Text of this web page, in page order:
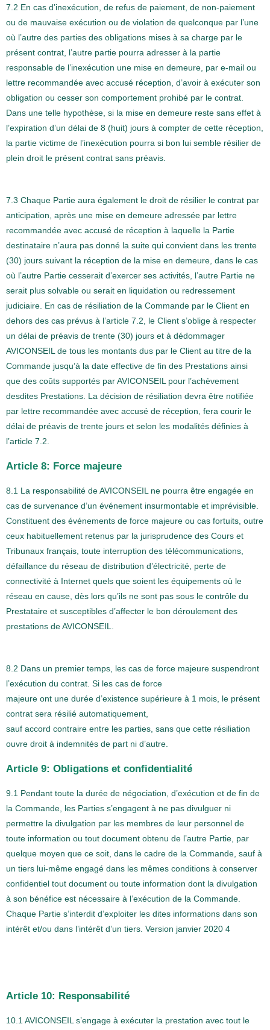
7.2 En cas d’inexécution, de refus de paiement, de non-paiement
ou de mauvaise exécution ou de violation de quelconque par l’une
où l’autre des parties des obligations mises à sa charge par le
présent contrat, l’autre partie pourra adresser à la partie
responsable de l’inexécution une mise en demeure, par e-mail ou
lettre recommandée avec accusé réception, d’avoir à exécuter son
obligation ou cesser son comportement prohibé par le contrat.
Dans une telle hypothèse, si la mise en demeure reste sans effet à
l’expiration d’un délai de 8 (huit) jours à compter de cette réception,
la partie victime de l’inexécution pourra si bon lui semble résilier de
plein droit le présent contrat sans préavis.
7.3 Chaque Partie aura également le droit de résilier le contrat par
anticipation, après une mise en demeure adressée par lettre
recommandée avec accusé de réception à laquelle la Partie
destinataire n’aura pas donné la suite qui convient dans les trente
(30) jours suivant la réception de la mise en demeure, dans le cas
où l’autre Partie cesserait d’exercer ses activités, l’autre Partie ne
serait plus solvable ou serait en liquidation ou redressement
judiciaire. En cas de résiliation de la Commande par le Client en
dehors des cas prévus à l’article 7.2, le Client s’oblige à respecter
un délai de préavis de trente (30) jours et à dédommager
AVICONSEIL de tous les montants dus par le Client au titre de la
Commande jusqu’à la date effective de fin des Prestations ainsi
que des coûts supportés par AVICONSEIL pour l’achèvement
desdites Prestations. La décision de résiliation devra être notifiée
par lettre recommandée avec accusé de réception, fera courir le
délai de préavis de trente jours et selon les modalités définies à
l’article 7.2.
Article 8: Force majeure
8.1 La responsabilité de AVICONSEIL ne pourra être engagée en
cas de survenance d’un événement insurmontable et imprévisible.
Constituent des événements de force majeure ou cas fortuits, outre
ceux habituellement retenus par la jurisprudence des Cours et
Tribunaux français, toute interruption des télécommunications,
défaillance du réseau de distribution d’électricité, perte de
connectivité à Internet quels que soient les équipements où le
réseau en cause, dès lors qu’ils ne sont pas sous le contrôle du
Prestataire et susceptibles d’affecter le bon déroulement des
prestations de AVICONSEIL.
8.2 Dans un premier temps, les cas de force majeure suspendront
l’exécution du contrat. Si les cas de force
majeure ont une durée d’existence supérieure à 1 mois, le présent
contrat sera résilié automatiquement,
sauf accord contraire entre les parties, sans que cette résiliation
ouvre droit à indemnités de part ni d’autre.
Article 9: Obligations et confidentialité
9.1 Pendant toute la durée de négociation, d’exécution et de fin de
la Commande, les Parties s’engagent à ne pas divulguer ni
permettre la divulgation par les membres de leur personnel de
toute information ou tout document obtenu de l’autre Partie, par
quelque moyen que ce soit, dans le cadre de la Commande, sauf à
un tiers lui-même engagé dans les mêmes conditions à conserver
confidentiel tout document ou toute information dont la divulgation
à son bénéfice est nécessaire à l’exécution de la Commande.
Chaque Partie s’interdit d’exploiter les dites informations dans son
intérêt et/ou dans l’intérêt d’un tiers. Version janvier 2020 4
Article 10: Responsabilité
10.1 AVICONSEIL s’engage à exécuter la prestation avec tout le